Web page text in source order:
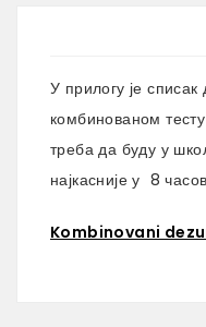
У прилогу је
комбинованом
треба да буду у
најкасније у 8
Kombinovani